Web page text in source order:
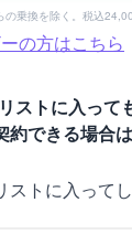
乗換を除く。税込
の方はこちら
ストに入って
約できる場合
トに入ってし